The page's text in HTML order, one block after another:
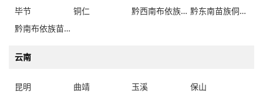
毕节
铜仁 黔西南布依族苗族自治州
黔东南苗族侗族自治州
黔南布依族苗族自治州
云南
昆明 曲靖 玉溪
保山